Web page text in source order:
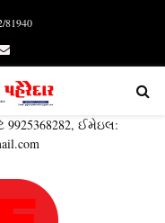
81940
Email
9925368282, ઈમેઇલ: